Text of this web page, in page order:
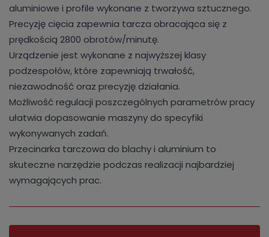
aluminiowe i profile wykonane z tworzywa sztucznego.
Precyzję cięcia zapewnia tarcza obracająca się z
prędkością 2800 obrotów/minutę.
Urządzenie jest wykonane z najwyższej klasy
podzespołów, które zapewniają trwałość,
niezawodność oraz precyzję działania.
Możliwość regulacji poszczególnych parametrów pracy
ułatwia dopasowanie maszyny do specyfiki
wykonywanych zadań.
Przecinarka tarczowa do blachy i aluminium to
skuteczne narzędzie podczas realizacji najbardziej
wymagających prac.